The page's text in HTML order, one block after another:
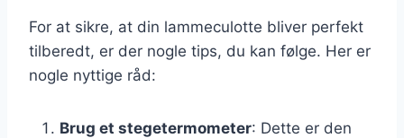
For at sikre, at din lammeculotte bliver perfekt
tilberedt, er der nogle tips, du kan følge. Her er
nogle nyttige råd:
Brug et stegetermometer: Dette er den